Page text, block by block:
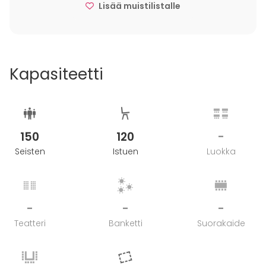
Lisää muistilistalle
Kapasiteetti
150
Seisten
120
Istuen
-
Luokka
-
Teatteri
-
Banketti
-
Suorakaide